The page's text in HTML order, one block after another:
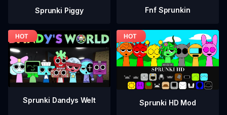
Sprunki Piggy Fnf Sprunkin
Sprunki Dandys Welt Sprunki HD Mod